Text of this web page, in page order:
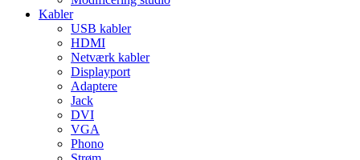
Kabler
USB kabler
HDMI
Netværk kabler
Displayport
Adaptere
Jack
DVI
VGA
Phono